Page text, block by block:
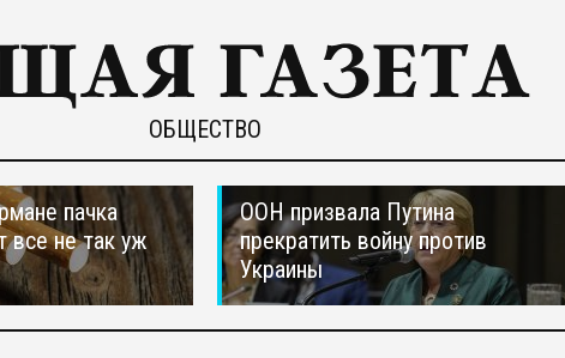
ОБЩЕСТВО
пачка
все не так уж
ООН призвала Путина
прекратить войну против
Украины